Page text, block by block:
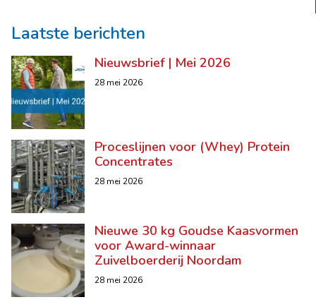
Laatste berichten
Nieuwsbrief | Mei 2026
28 mei 2026
Proceslijnen voor (Whey) Protein
Concentrates
28 mei 2026
Nieuwe 30 kg Goudse Kaasvormen
voor Award-winnaar
Zuivelboerderij Noordam
28 mei 2026